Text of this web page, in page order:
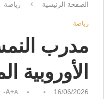
الصفحة الرئيسية رياضة
رياضة
مدرب
الأوروبية
16/06/2026
A+A-